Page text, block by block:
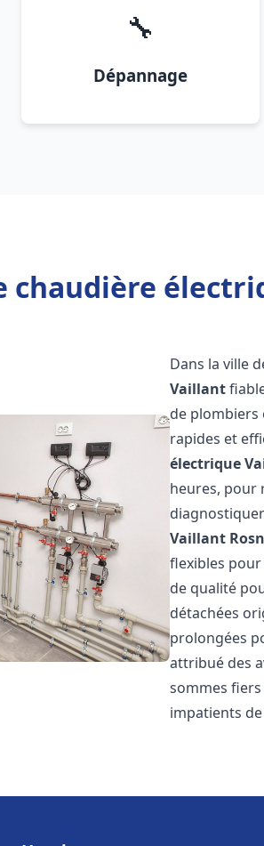
🔧
Dépannage
chaudière
Dans la ville
Vaillant
de
rapides et
électrique
heures, pour
Vaillant
flexibles
de qualité
détachées
prolongées
attribué des
sommes
impatients